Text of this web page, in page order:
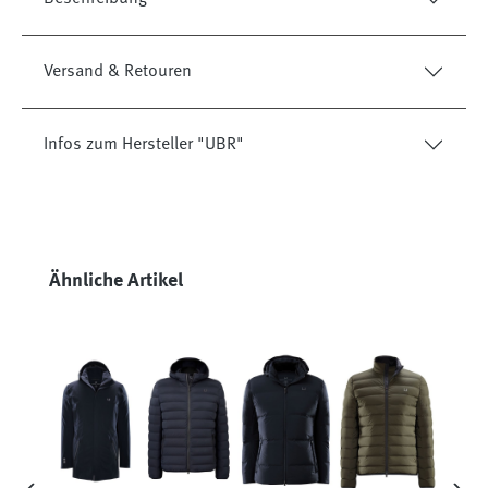
Versand & Retouren
Infos zum Hersteller "UBR"
Produktgalerie überspringen
Ähnliche Artikel